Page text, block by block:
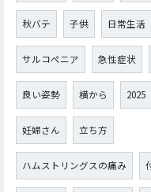
秋バテ 子供 日常生活
サルコペニア 急性症状
良い姿勢 横から 2025
妊婦さん 立ち方
ハムストリングスの痛み